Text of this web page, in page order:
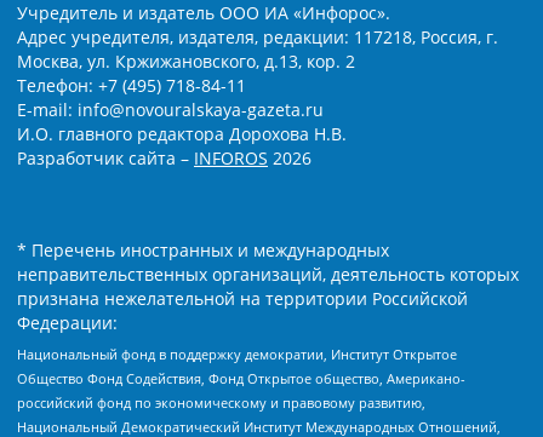
Учредитель и издатель ООО ИА «Инфорос».
Адрес учредителя, издателя, редакции: 117218, Россия, г.
Москва, ул. Кржижановского, д.13, кор. 2
Телефон: +7 (495) 718-84-11
E-mail: info@novouralskaya-gazeta.ru
И.О. главного редактора Дорохова Н.В.
Разработчик сайта – INFOROS 2026
* Перечень иностранных и международных
неправительственных организаций, деятельность которых
признана нежелательной на территории Российской
Федерации:
Национальный фонд в поддержку демократии, Институт Открытое
Общество Фонд Содействия, Фонд Открытое общество, Американо-
российский фонд по экономическому и правовому развитию,
Национальный Демократический Институт Международных Отношений,